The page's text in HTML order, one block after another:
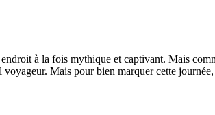
à la fois mythique et captivant. Mais
Mais pour bien marquer cette